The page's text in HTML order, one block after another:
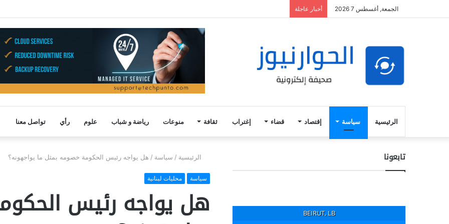
الجمعة, أغسطس 7 2026 أخبار عاجلة
الرئيسية سياسة إقتصاد قضاء إغتراب ثقافة منوعات رياضة و شباب علوم رأي تواصل معنا
الرئيسية / سياسة / هل يواجه رئيس الحكومة خصومه بمثل ما يواجهونه؟
سياسة محليات لبنانية
هل يواجه رئيس
تابعونا
BEIRUT, LB